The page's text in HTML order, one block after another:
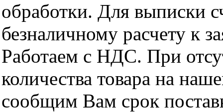
обработки. Для выписки
безналичному расчету к
Работаем с НДС. При
количества товара на
сообщим Вам срок